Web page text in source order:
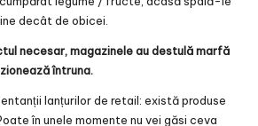
decât de obicei.
necesar, magazinele au destulă marfă
întruna.
lanțurilor de retail: există produse
în unele momente nu vei găsi ceva